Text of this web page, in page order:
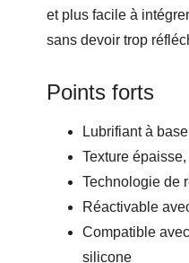
et plus facile à
sans devoir trop
Points forts
Lubrifiant à base
Texture
Technologie de
Réactivable
Compatible
silicone